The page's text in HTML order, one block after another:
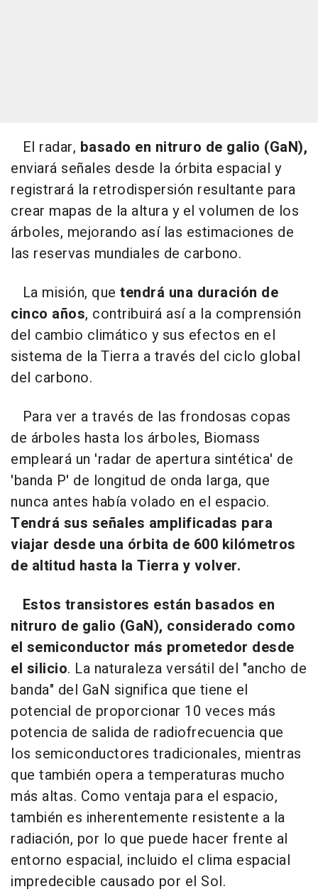
El radar, basado en nitruro de galio (GaN),
enviará señales desde la órbita espacial y
registrará la retrodispersión resultante para
crear mapas de la altura y el volumen de los
árboles, mejorando así las estimaciones de
las reservas mundiales de carbono.
La misión, que tendrá una duración de
cinco años, contribuirá así a la comprensión
del cambio climático y sus efectos en el
sistema de la Tierra a través del ciclo global
del carbono.
Para ver a través de las frondosas copas
de árboles hasta los árboles, Biomass
empleará un 'radar de apertura sintética' de
'banda P' de longitud de onda larga, que
nunca antes había volado en el espacio.
Tendrá sus señales amplificadas para
viajar desde una órbita de 600 kilómetros
de altitud hasta la Tierra y volver.
Estos transistores están basados en
nitruro de galio (GaN), considerado como
el semiconductor más prometedor desde
el silicio. La naturaleza versátil del "ancho de
banda" del GaN significa que tiene el
potencial de proporcionar 10 veces más
potencia de salida de radiofrecuencia que
los semiconductores tradicionales, mientras
que también opera a temperaturas mucho
más altas. Como ventaja para el espacio,
también es inherentemente resistente a la
radiación, por lo que puede hacer frente al
entorno espacial, incluido el clima espacial
impredecible causado por el Sol.